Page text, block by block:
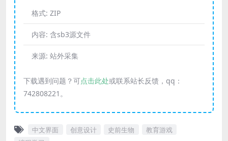
格式: ZIP
内容: 含sb3源文件
来源: 站外采集
下载遇到问题？可点击此处或联系站长反馈，qq：
742808221。
中文界面 创意设计 史前生物
教育游戏